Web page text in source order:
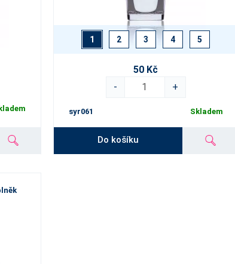
1 2 3 4 5
50 Kč
-
+
syr061 Skladem
Do košíku